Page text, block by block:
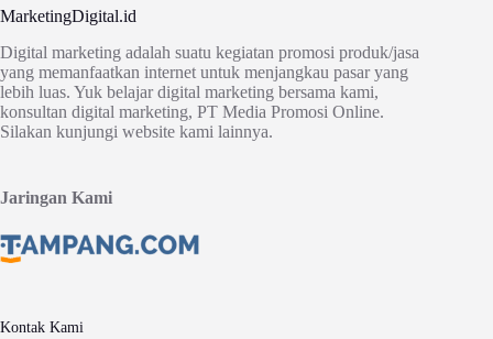
MarketingDigital.id
Digital marketing adalah suatu kegiatan promosi produk/jasa
yang memanfaatkan internet untuk menjangkau pasar yang
lebih luas. Yuk belajar digital marketing bersama kami,
konsultan digital marketing, PT Media Promosi Online.
Silakan kunjungi website kami lainnya.
Jaringan Kami
Kontak Kami